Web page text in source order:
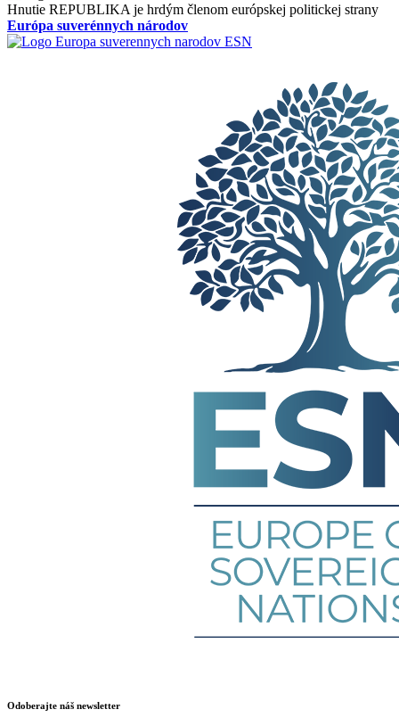
Hnutie REPUBLIKA je hrdým členom európskej politickej strany
Európa suverénnych národov
Odoberajte náš newsletter